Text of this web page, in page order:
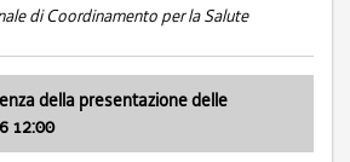
di Coordinamento per la Salute
della presentazione delle
12:00